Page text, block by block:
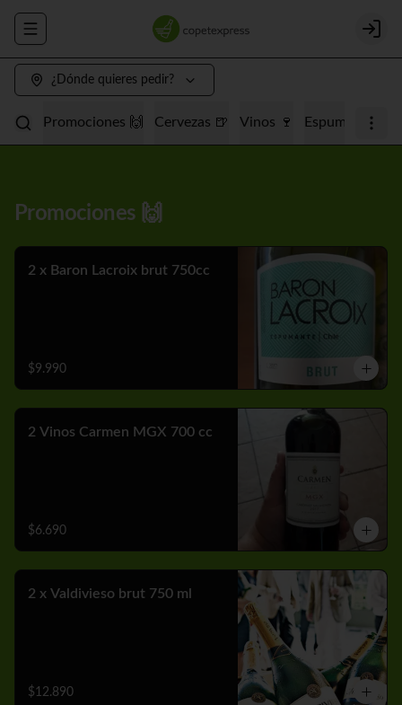
Abrir menu de navegación Login
¿Dónde quieres pedir?
Promociones 🙌 Cervezas 🍺 Vinos 🍷 Espumantes 🥂
Promociones 🙌
2 x Baron Lacroix brut 750cc
$9.990
2 Vinos Carmen MGX 700 cc
$6.690
2 x Valdivieso brut 750 ml
$12.890